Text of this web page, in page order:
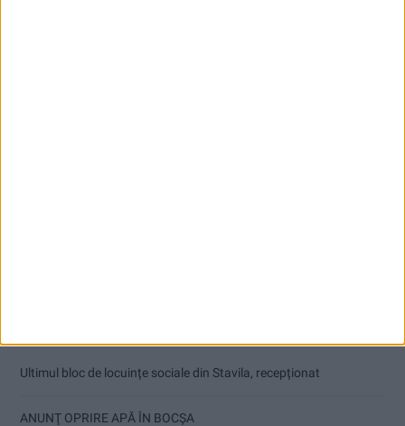
Ultimul bloc de locuințe sociale din Stavila, recepționat
ANUNŢ OPRIRE APĂ ÎN BOCȘA